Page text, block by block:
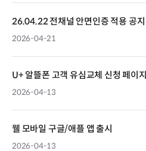
26.04.22 전채널 안면인증 적용 공지
2026-04-21
U+ 알뜰폰 고객 유심교체 신청 페이
2026-04-13
웰 모바일 구글/애플 앱 출시
2026-04-13